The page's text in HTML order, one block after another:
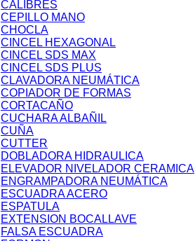
CALIBRES
CEPILLO MANO
CHOCLA
CINCEL HEXAGONAL
CINCEL SDS MAX
CINCEL SDS PLUS
CLAVADORA NEUMÁTICA
COPIADOR DE FORMAS
CORTACAÑO
CUCHARA ALBAÑIL
CUÑA
CUTTER
DOBLADORA HIDRAULICA
ELEVADOR NIVELADOR CERAMICA
ENGRAMPADORA NEUMÁTICA
ESCUADRA ACERO
ESPATULA
EXTENSION BOCALLAVE
FALSA ESCUADRA